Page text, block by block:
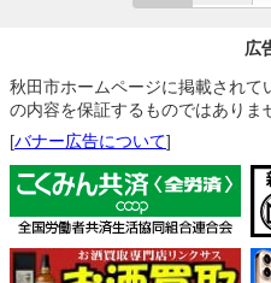
広
秋田市ホームページに掲載されて
の内容を保証するものではありま
[バナー広告について]